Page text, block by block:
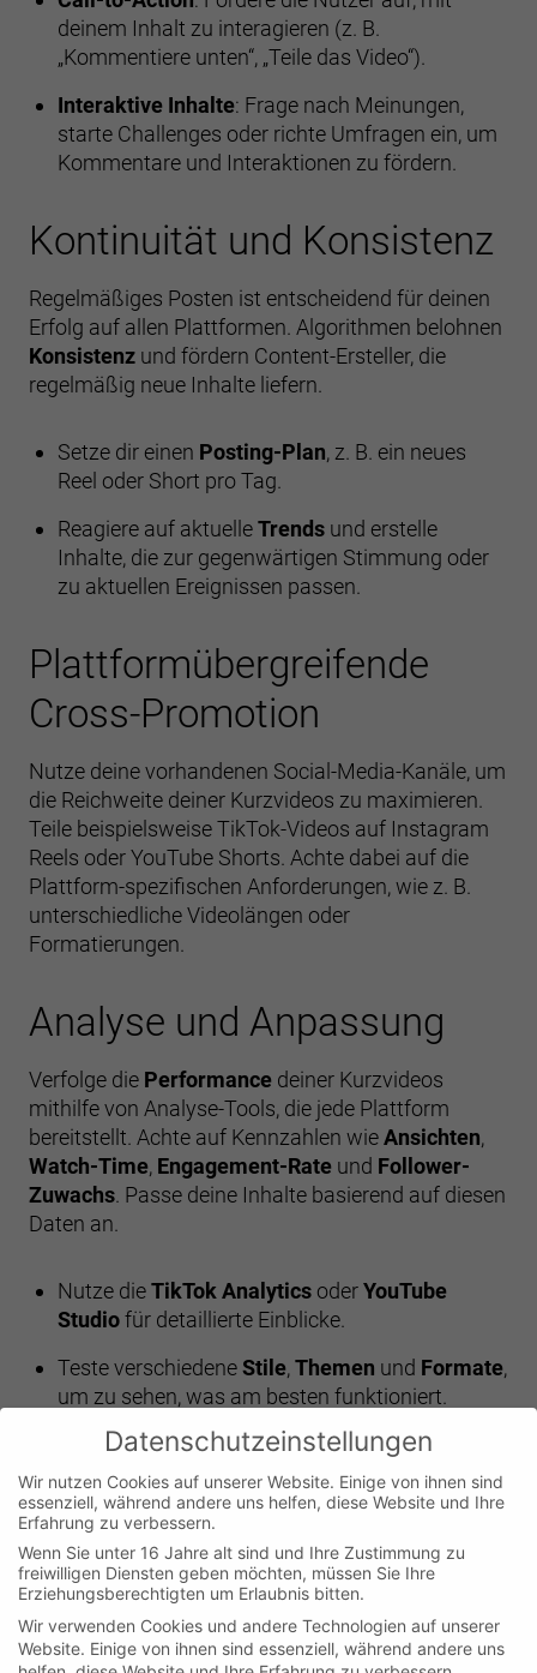
deinem Inhalt zu interagieren (z. B.
„Kommentiere unten“, „Teile das Video“).
Interaktive Inhalte: Frage nach Meinungen,
starte Challenges oder richte Umfragen ein, um
Kommentare und Interaktionen zu fördern.
Kontinuität und Konsistenz
Regelmäßiges Posten ist entscheidend für deinen
Erfolg auf allen Plattformen. Algorithmen belohnen
Konsistenz und fördern Content-Ersteller, die
regelmäßig neue Inhalte liefern.
Setze dir einen Posting-Plan, z. B. ein neues
Reel oder Short pro Tag.
Reagiere auf aktuelleTrends und erstelle
Inhalte, die zur gegenwärtigen Stimmung oder
zu aktuellen Ereignissen passen.
Plattformübergreifende
Cross-Promotion
Nutze deine vorhandenen Social-Media-Kanäle, um
die Reichweite deiner Kurzvideos zu maximieren.
Teile beispielsweise TikTok-Videos auf Instagram
Reels oder YouTube Shorts. Achte dabei auf die
Plattform-spezifischen Anforderungen, wie z. B.
unterschiedliche Videolängen oder
Formatierungen.
Analyse und Anpassung
Verfolge die Performance deiner Kurzvideos
mithilfe von Analyse-Tools, die jede Plattform
bereitstellt. Achte auf Kennzahlen wieAnsichten,
Watch-Time, Engagement-Rate und Follower-
Zuwachs . Passe deine Inhalte basierend auf diesen
Daten an.
Nutze dieTikTok Analytics oderYouTube
Studiofür detaillierte Einblicke.
Teste verschiedeneStile,Themen und Formate,
um zu sehen, was am besten funktioniert.
Fazit zu SEO für Video mit
Kurzformat
Video-Kurzformate wie TikTok, Instagram Reels
und YouTube Shorts bieten enorme Möglichkeiten,
um schnell Sichtbarkeit und Reichweite zu erzielen.
Durch eine gezielte SEO-Strategie, die auf
Datenschutzeinstellungen
Wir nutzen Cookies auf unserer Website. Einige von ihnen sind
essenziell, während andere uns helfen, diese Website und Ihre
Erfahrung zu verbessern.
Wenn Sie unter 16 Jahre alt sind und Ihre Zustimmung zu
freiwilligen Diensten geben möchten, müssen Sie Ihre
Erziehungsberechtigten um Erlaubnis bitten.
Wir verwenden Cookies und andere Technologien auf unserer
Website. Einige von ihnen sind essenziell, während andere uns